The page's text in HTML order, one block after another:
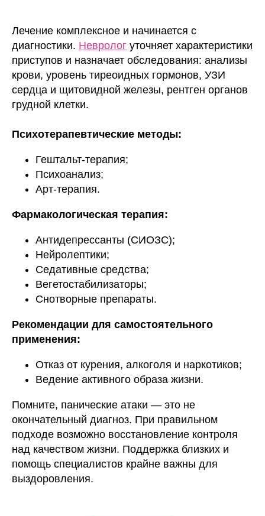
Лечение комплексное и начинается с
диагностики. Невролог уточняет характеристики
приступов и назначает обследования: анализы
крови, уровень тиреоидных гормонов, УЗИ
сердца и щитовидной железы, рентген органов
грудной клетки.
Психотерапевтические методы:
Гештальт-терапия;
Психоанализ;
Арт-терапия.
Фармакологическая терапия:
Антидепрессанты (СИОЗС);
Нейролептики;
Седативные средства;
Вегетостабилизаторы;
Снотворные препараты.
Рекомендации для самостоятельного
применения:
Отказ от курения, алкоголя и наркотиков;
Ведение активного образа жизни.
Помните, панические атаки — это не
окончательный диагноз. При правильном
подходе возможно восстановление контроля
над качеством жизни. Поддержка близких и
помощь специалистов крайне важны для
выздоровления.